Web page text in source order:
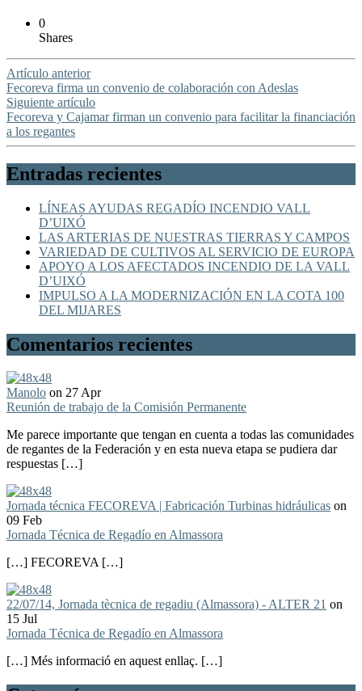
0
Shares
Artículo anterior
Fecoreva firma un convenio de colaboración con Adeslas
Siguiente artículo
Fecoreva y Cajamar firman un convenio para facilitar la financiación
a los regantes
Entradas recientes
LÍNEAS AYUDAS REGADÍO INCENDIO VALL
D’UIXÓ
LAS ARTERIAS DE NUESTRAS TIERRAS Y CAMPOS
VARIEDAD DE CULTIVOS AL SERVICIO DE EUROPA
APOYO A LOS AFECTADOS INCENDIO DE LA VALL
D’UIXÓ
IMPULSO A LA MODERNIZACIÓN EN LA COTA 100
DEL MIJARES
Comentarios recientes
Manolo on 27 Apr
Reunión de trabajo de la Comisión Permanente
Me parece importante que tengan en cuenta a todas las comunidades
de regantes de la Federación y en esta nueva etapa se pudiera dar
respuestas […]
Jornada técnica FECOREVA | Fabricación Turbinas hidráulicas on
09 Feb
Jornada Técnica de Regadío en Almassora
[…] FECOREVA […]
22/07/14, Jornada tècnica de regadiu (Almassora) - ALTER 21 on
15 Jul
Jornada Técnica de Regadío en Almassora
[…] Més informació en aquest enllaç. […]